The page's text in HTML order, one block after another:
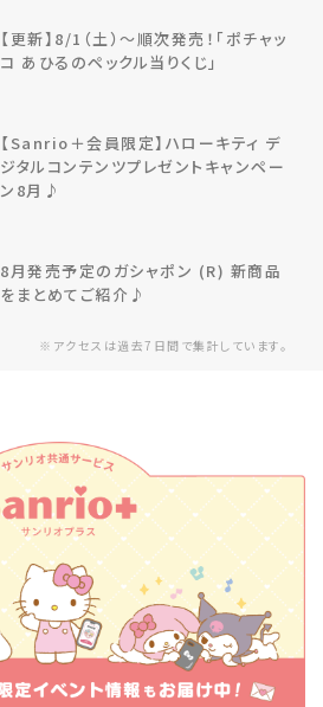
※アクセスは過去7日間で集計しています。
【更新】8/1（土）～順次発売！「ポチャッ
コ あひるのペックル当りくじ」
【Sanrio＋会員限定】ハローキティ デ
ジタルコンテンツプレゼントキャンペー
ン8月♪
8月発売予定のガシャポン (R) 新商品
をまとめてご紹介♪